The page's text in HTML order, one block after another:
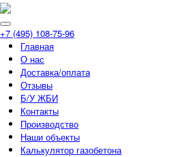
+7 (495) 108-75-96
Главная
О нас
Доставка/оплата
Отзывы
Б/У ЖБИ
Контакты
Производство
Наши объекты
Калькулятор газобетона